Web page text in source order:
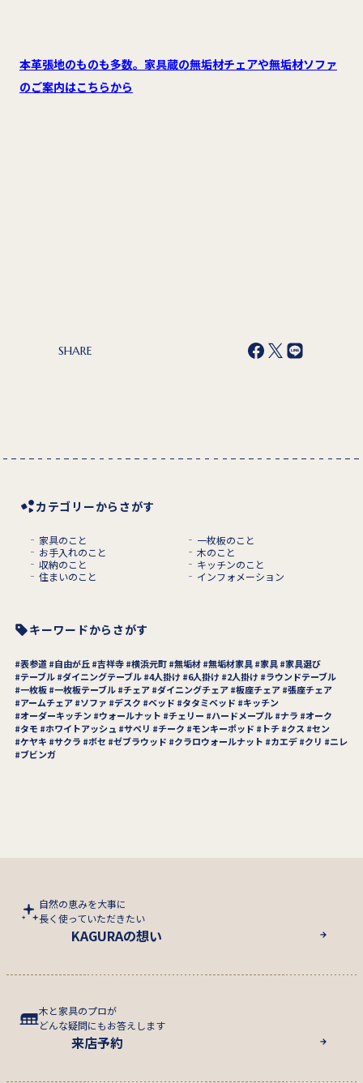
本革張地のものも多数。家具蔵の無垢材チェアや無垢材ソファ
のご案内はこちらから
SHARE
カテゴリーからさがす
家具のこと
一枚板のこと
お手入れのこと
木のこと
収納のこと
キッチンのこと
住まいのこと
インフォメーション
キーワードからさがす
表参道 自由が丘 吉祥寺 横浜元町 無垢材 無垢材家具 家具
家具選び
テーブル ダイニングテーブル 4人掛け 6人掛け 2人掛け
ラウンドテーブル
一枚板 一枚板テーブル チェア ダイニングチェア 板座チェア 張座チェア
アームチェア
ソファ デスク ベッド タタミベッド
キッチン
オーダーキッチン
ウォールナット チェリー ハードメープル ナラ
オーク
タモ
ホワイトアッシュ サペリ チーク モンキーポッド トチ クス
セン
ケヤキ
サクラ ボセ ゼブラウッド クラロウォールナット カエデ クリ
ニレ
ブビンガ
自然の恵みを大事に
長く使っていただきたい
KAGURAの想い
木と家具のプロが
どんな疑問にもお答えします
来店予約